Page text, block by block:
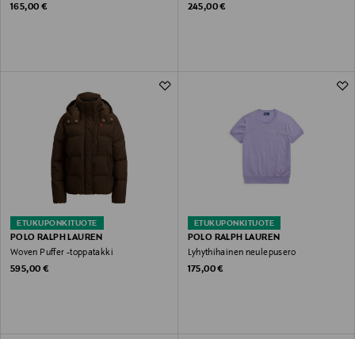
Original Price
165,00 €
Original Price
245,00 €
ETUKUPONKITUOTE
POLO RALPH LAUREN
Woven Puffer -toppatakki
Original Price
595,00 €
ETUKUPONKITUOTE
POLO RALPH LAUREN
Lyhythihainen neulepusero
Original Price
175,00 €